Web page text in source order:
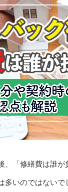
、「修繕費は誰が
いのではないで